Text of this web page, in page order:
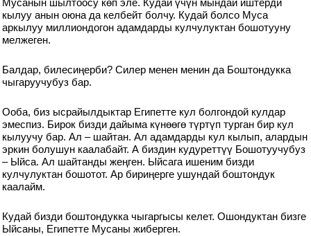
Мусанын шылтоосу көп эле. Кудай үчүн мындай иштерди
кылуу анын оюна да келбейт болчу. Кудай болсо Муса
аркылуу миллиондогон адамдарды кулчулуктан бошотууну
мелжеген.
Балдар, билесиңерби? Силер менен менин да Боштондукка
чыгаруучубуз бар.
Ооба, биз ысрайылдыктар Египетте кул болгондой кулдар
эмеспиз. Бирок бизди дайыма күнөөгө түртүп турган бир кул
кылуучу бар. Ал – шайтан. Ал адамдарды кул кылып, алардын
эркин болушун каалабайт. А биздин кудуреттүү Бошотуучубуз
– Ыйса. Ал шайтанды жеңген. Ыйсага ишеним бизди
кулчулуктан бошотот. Ар бириңерге ушундай боштондук
каалайм.
Кудай бизди боштондукка чыгаргысы келет. Ошондуктан бизге
Ыйсаны, Египетте Мусаны жиберген.